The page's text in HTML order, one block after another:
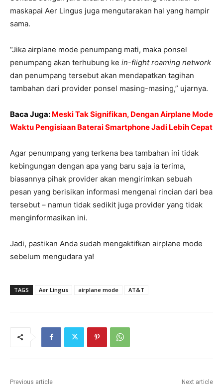
maskapai Aer Lingus juga mengutarakan hal yang hampir
sama.
“Jika airplane mode penumpang mati, maka ponsel
penumpang akan terhubung ke in-flight roaming network
dan penumpang tersebut akan mendapatkan tagihan
tambahan dari provider ponsel masing-masing,” ujarnya.
Baca Juga: Meski Tak Signifikan, Dengan Airplane Mode
Waktu Pengisiaan Baterai Smartphone Jadi Lebih Cepat
Agar penumpang yang terkena bea tambahan ini tidak
kebingungan dengan apa yang baru saja ia terima,
biasannya pihak provider akan mengirimkan sebuah
pesan yang berisikan informasi mengenai rincian dari bea
tersebut – namun tidak sedikit juga provider yang tidak
menginformasikan ini.
Jadi, pastikan Anda sudah mengaktifkan airplane mode
sebelum mengudara ya!
TAGS Aer Lingus airplane mode AT&T
Previous article Next article